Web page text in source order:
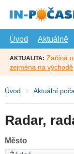
hlavní
Úvod
Aktuálně
AKTUALITA: Začíná
zejména na východě
Úvod Aktuální
Radar,
Město